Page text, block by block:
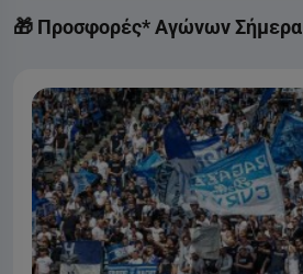
🎁 Προσφορές* Αγώνων Σήμερα